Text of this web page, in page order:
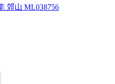
郊山 ML038756